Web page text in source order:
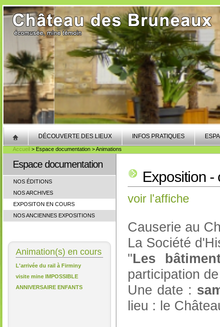
DÉCOUVERTE DES LIEUX INFOS PRATIQUES
Accueil > Espace documentation > Animations
Espace documentation
NOS ÉDITIONS
NOS ARCHIVES
EXPOSITON EN COURS
NOS ANCIENNES EXPOSITIONS
Animation(s) en cours
L'arrivée du rail à Firminy
visite mine IMPOSSIBLE
ANNIVERSAIRE ENFANTS
Exposition -
voir l'affiche
Causerie au
La Société
"Les
participation
Une date :
lieu : le